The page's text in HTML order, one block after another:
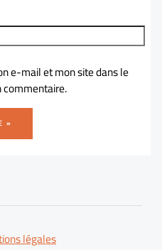
e-mail et mon site dans le
commentaire.
légales